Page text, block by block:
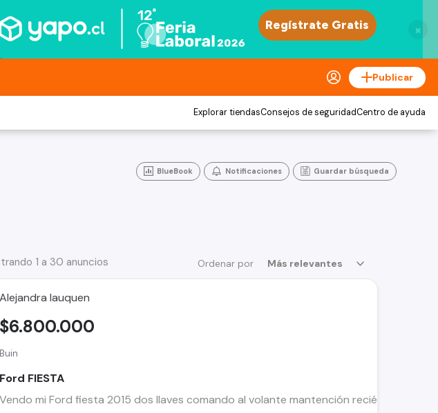
×
Publicar
Explorar tiendasConsejos de seguridadCentro de ayuda
BlueBook Notificaciones Guardar búsqueda
Ordenar por Más relevantes
1 a 30 anuncios
Alejandra lauquen
Buin
Ford FIESTA
Vendo mi Ford fiesta 2015 dos llaves comando al volante mantención recién hecha.
$6.800.000